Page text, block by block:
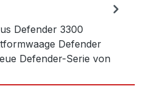
Defender 3300
Defender
Defender-Serie von